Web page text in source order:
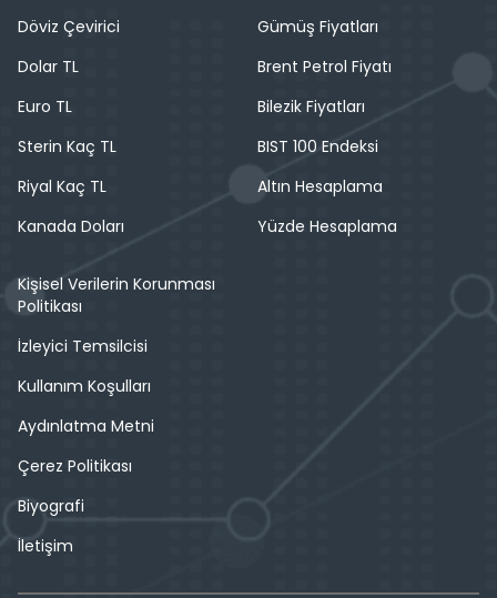
Döviz Çevirici
Dolar TL
Euro TL
Sterin Kaç TL
Riyal Kaç TL
Kanada Doları
Gümüş Fiyatları
Brent Petrol Fiyatı
Bilezik Fiyatları
BIST 100 Endeksi
Altın Hesaplama
Yüzde Hesaplama
Kişisel Verilerin Korunması
Politikası
İzleyici Temsilcisi
Kullanım Koşulları
Aydınlatma Metni
Çerez Politikası
Biyografi
İletişim